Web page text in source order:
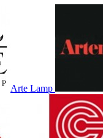
Arte Lamp